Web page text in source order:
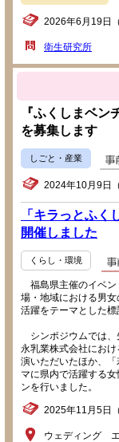
2026年6月19日
衛生研究所
『ふくしまベ
を募集します
しごと・産業
2024年10月9日
「キラっとふく
開催しました
くらし・環境
福島県主催のイベン
場・地域における男
活躍をテーマとした標
シンポジウムでは、
永乳業株式会社にお
演いただいたほか、
マに県内で活躍する
ンを行いました。
2025年11月5日
ウェディング エ